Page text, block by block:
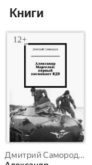
Книги
Дмитрий Самородов